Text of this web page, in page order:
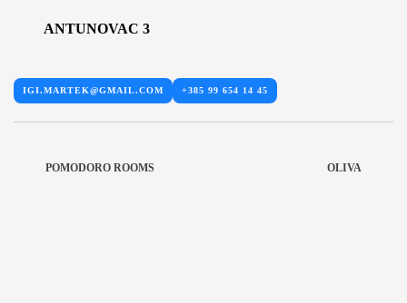
ANTUNOVAC 3
IGI.MARTEK@GMAIL.COM +385 99 654 14 45
POMODORO ROOMS OLIVA